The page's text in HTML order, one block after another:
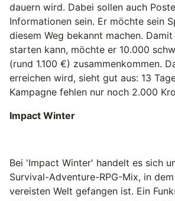
dauern wird. Dabei sollen auch
Informationen sein. Er möchte sein
diesem Weg bekannt machen.
starten kann, möchte er 10.000
(rund 1.100 €) zusammenkommen.
erreichen wird, sieht gut aus: 13
Kampagne fehlen nur noch 2.000
Impact Winter
Bei 'Impact Winter' handelt es sich
Survival-Adventure-RPG-Mix, in
vereisten Welt gefangen ist. Ein